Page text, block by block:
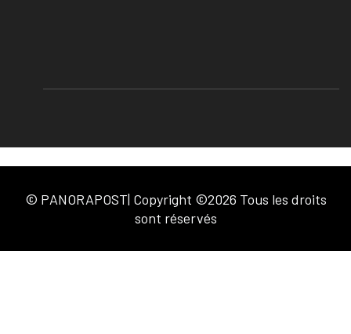
© PANORAPOST| Copyright ©2026 Tous les droits
sont réservés